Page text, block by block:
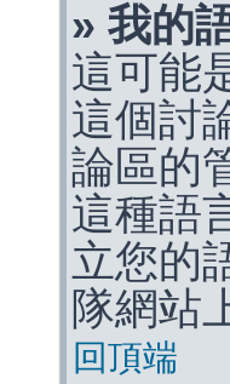
» 我的
這可能
這個討
論區的
這種語
立您的
隊網站
回頂端